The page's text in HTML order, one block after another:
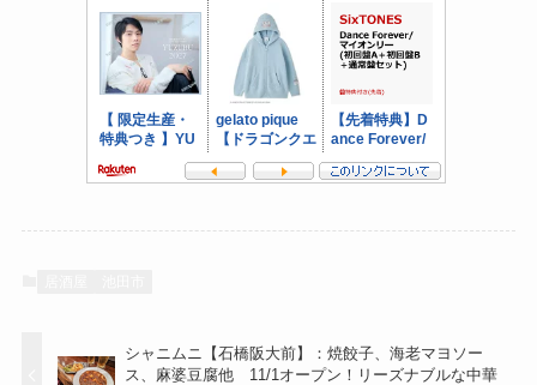
シャニムニ【石橋阪大前】：焼餃子、海老マヨソー
ス、麻婆豆腐他 11/1オープン！リーズナブルな中華